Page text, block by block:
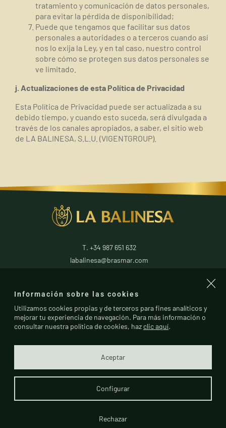
tratamiento y comunicación de datos personales,
para evitar la pérdida de disponibilidad;
Puede que tengamos que facilitar sus datos
personales a autoridades o a terceros cuando así
nos lo exija la Ley, y en tal caso, nuestro control
sobre cómo se protegen sus datos personales se
ve limitado.
j. Actualizaciones de esta Política de Privacidad
Esta Política de Privacidad puede ser actualizada a su
debido tiempo, y cuando esto suceda, será divulgada a
través de los canales apropiados, a saber, el sitio web
de LA BALINESA, S.L.U. (VIGENTGROUP).
T. +34 987 651 632
labalinesa@brasmar.com
León (España)
Información sobre las cookies
Utilizamos cookies propias y de terceros para fines analíticos y
mejorar tu experiencia de navegación. Para más información o
consultar nuestra política de cookies, haz clic aquí.
Aceptar
Configurar
Rechazar